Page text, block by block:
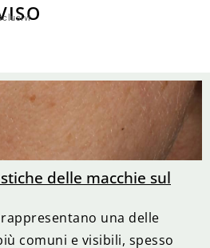
delle macchie sul
rappresentano una delle
comuni e visibili, spesso